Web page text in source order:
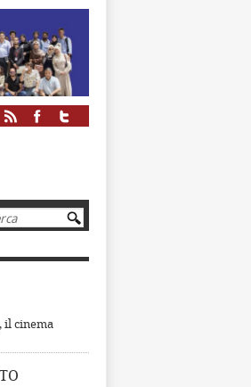
Cerca
il cinema